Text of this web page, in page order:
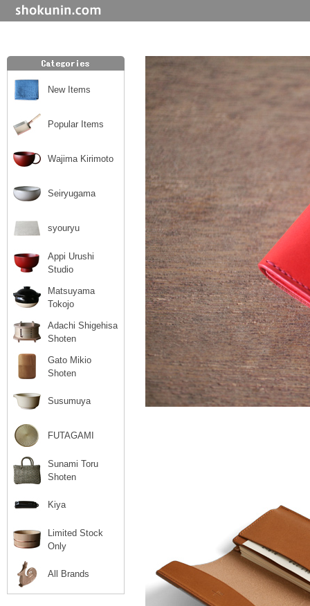
New Items
Popular Items
Wajima Kirimoto
Seiryugama
syouryu
Appi Urushi
Studio
Matsuyama
Tokojo
Adachi Shigehisa
Shoten
Gato Mikio
Shoten
Susumuya
FUTAGAMI
Sunami Toru
Shoten
Kiya
Limited Stock
Only
All Brands